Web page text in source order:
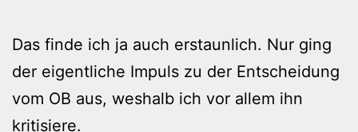
Das finde ich ja auch erstaunlich. Nur ging
der eigentliche Impuls zu der Entscheidung
vom OB aus, weshalb ich vor allem ihn
kritisiere.